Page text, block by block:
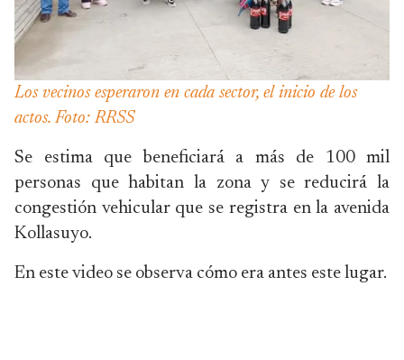
Los vecinos esperaron en cada sector, el inicio de los
actos. Foto: RRSS
Se estima que beneficiará a más de 100 mil
personas que habitan la zona y se reducirá la
congestión vehicular que se registra en la avenida
Kollasuyo.
En este video se observa cómo era antes este lugar.